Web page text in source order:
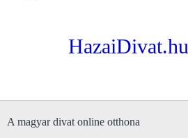
HazaiDivat.hu
A magyar divat online otthona